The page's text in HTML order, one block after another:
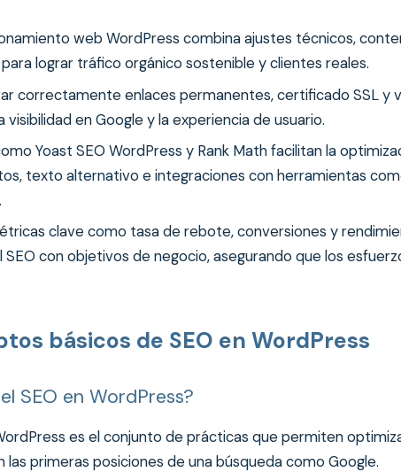
web WordPress combina ajustes técnicos,
lograr tráfico orgánico sostenible y clientes reales.
correctamente enlaces permanentes, certificado SSL y
visibilidad en Google y la experiencia de usuario.
Yoast SEO WordPress y Rank Math facilitan la
texto alternativo e integraciones con herramientas
clave como tasa de rebote, conversiones y
SEO con objetivos de negocio, asegurando que los
básicos de SEO en WordPress
SEO en WordPress?
es el conjunto de prácticas que permiten
las primeras posiciones de una búsqueda como Google.